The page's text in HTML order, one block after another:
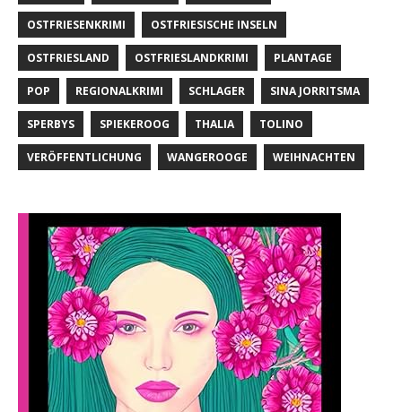
OSTFRIESENKRIMI OSTFRIESISCHE INSELN
OSTFRIESLAND OSTFRIESLANDKRIMI PLANTAGE
POP REGIONALKRIMI SCHLAGER SINA JORRITSMA
SPERBYS SPIEKEROOG THALIA TOLINO
VERÖFFENTLICHUNG WANGEROOGE WEIHNACHTEN